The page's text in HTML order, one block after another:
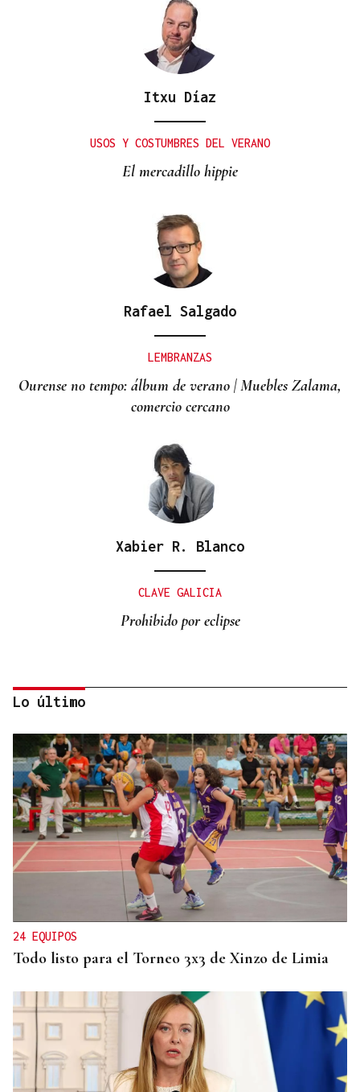
Itxu Díaz
USOS Y COSTUMBRES DEL VERANO
El mercadillo hippie
Rafael Salgado
LEMBRANZAS
Ourense no tempo: álbum de verano | Muebles Zalama,
comercio cercano
Xabier R. Blanco
CLAVE GALICIA
Prohibido por eclipse
Lalo Pavón
O AFIADOR
Un día haberá autobuses
Lo último
24 EQUIPOS
Todo listo para el Torneo 3x3 de Xinzo de Limia